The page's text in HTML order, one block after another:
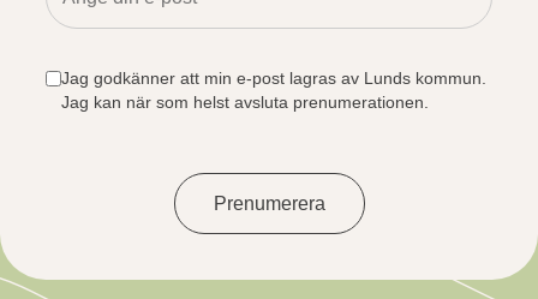
Jag godkänner att min e-post lagras av Lunds kommun.
Jag kan när som helst avsluta prenumerationen.
Prenumerera